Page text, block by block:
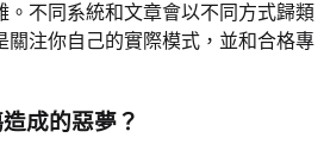
。不同系統和文章會以不同方式歸類
關注你自己的實際模式，並和合格專
成的惡夢？